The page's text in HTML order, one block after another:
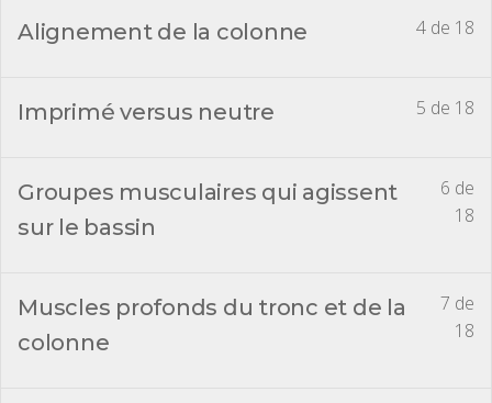
4 de 18
Alignement de la colonne
5 de 18
Imprimé versus neutre
6 de
18
Groupes musculaires qui agissent
sur le bassin
7 de
18
Muscles profonds du tronc et de la
colonne